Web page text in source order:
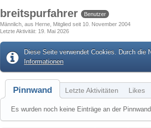
breitspurfahrer
Benutzer
Männlich aus Herne Mitglied seit 10. November 2004
Letzte Aktivität 19. Mai 2026
Diese Seite verwendet Cookies. Durch
Informationen
Pinnwand Letzte Aktivitäten Likes
Es wurden noch keine Einträge an der